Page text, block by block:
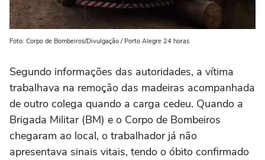
Foto: Corpo de Bombeiros/Divulgação / Porto Alegre 24 horas
Segundo informações das autoridades, a vítima
trabalhava na remoção das madeiras acompanhada
de outro colega quando a carga cedeu. Quando a
Brigada Militar (BM) e o Corpo de Bombeiros
chegaram ao local, o trabalhador já não
apresentava sinais vitais, tendo o óbito confirmado